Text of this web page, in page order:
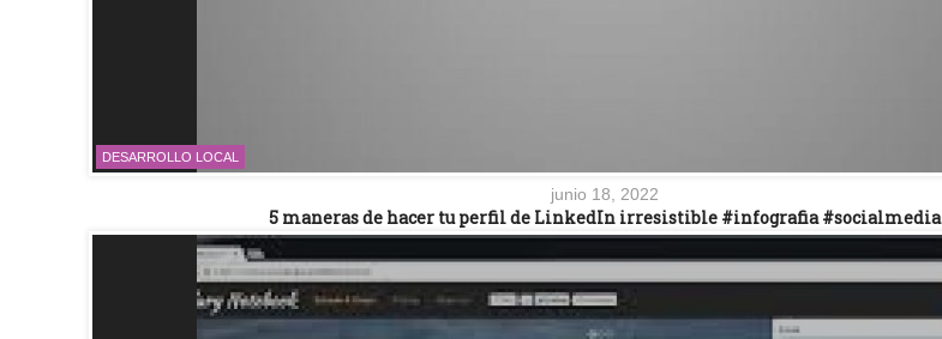
DESARROLLO LOCAL
junio 18, 2022
5 maneras de hacer tu perfil de LinkedIn irresistible #infografia #socialmedia